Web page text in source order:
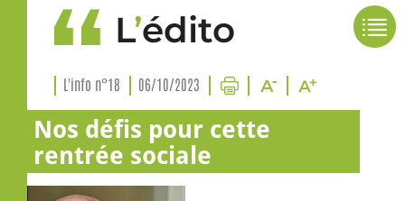
L’édito
L'info n°18 06/10/2023
Nos défis pour cette
rentrée sociale